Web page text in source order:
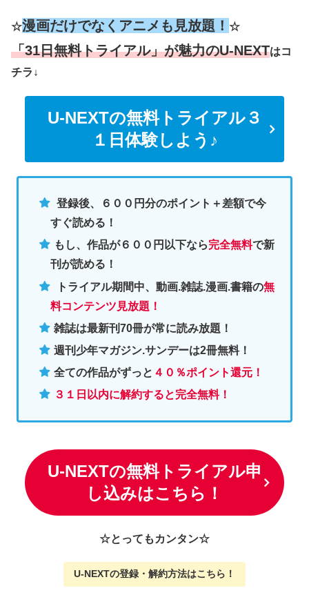
☆漫画だけでなくアニメも見放題！ ☆
「31日無料トライアル」が魅力のU-NEXTはコ
チラ↓
U-NEXTの無料トライアル３
１日体験しよう♪
登録後、６００円分のポイント＋差額で今
すぐ読める！
もし、作品が６００円以下なら完全無料で新
刊が読める！
トライアル期間中、動画.雑誌.漫画.書籍の無
料コンテンツ見放題！
雑誌は最新刊70冊が常に読み放題！
週刊少年マガジン.サンデーは2冊無料！
全ての作品がずっと ４０％ポイント還元！
３１日以内に解約すると完全無料！
U-NEXTの無料トライアル申
し込みはこちら！
☆とってもカンタン☆
U-NEXTの登録・解約方法はこちら ！